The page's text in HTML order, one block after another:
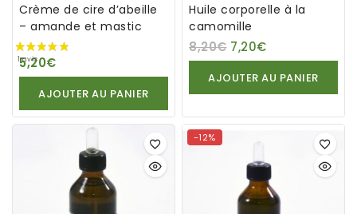
Crème de cire d’abeille
– amande et mastic
5,20€
AJOUTER AU PANIER
Huile corporelle à la
camomille
8,20€ 7,20€
AJOUTER AU PANIER
-12%